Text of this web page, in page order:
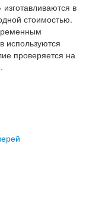
в
стоимостью.
используются
проверяется на